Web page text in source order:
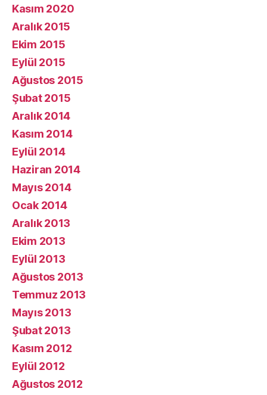
Kasım 2020
Aralık 2015
Ekim 2015
Eylül 2015
Ağustos 2015
Şubat 2015
Aralık 2014
Kasım 2014
Eylül 2014
Haziran 2014
Mayıs 2014
Ocak 2014
Aralık 2013
Ekim 2013
Eylül 2013
Ağustos 2013
Temmuz 2013
Mayıs 2013
Şubat 2013
Kasım 2012
Eylül 2012
Ağustos 2012